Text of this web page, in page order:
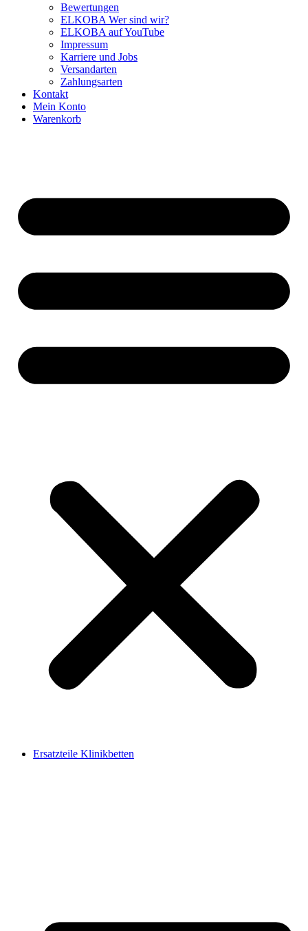
Bewertungen
ELKOBA Wer sind wir?
ELKOBA auf YouTube
Impressum
Karriere und Jobs
Versandarten
Zahlungsarten
Kontakt
Mein Konto
Warenkorb
Ersatzteile Klinikbetten